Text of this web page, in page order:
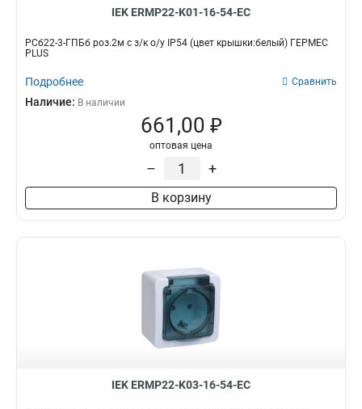
IEK ERMP22-K01-16-54-EC
РСб22-3-ГПБб роз.2м с з/к о/у IP54 (цвет крышки:белый) ГЕРМЕС
PLUS
Подробнее Сравнить
Наличие: В наличии
661,00 ₽
оптовая цена
– +
В корзину
IEK ERMP22-K03-16-54-EC